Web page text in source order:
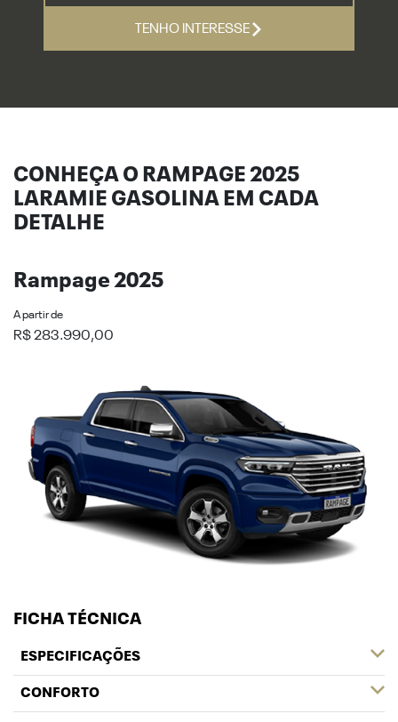
TENHO INTERESSE
CONHEÇA O RAMPAGE 2025
LARAMIE GASOLINA EM CADA
DETALHE
Rampage 2025
A partir de
R$ 283.990,00
FICHA TÉCNICA
ESPECIFICAÇÕES
CONFORTO